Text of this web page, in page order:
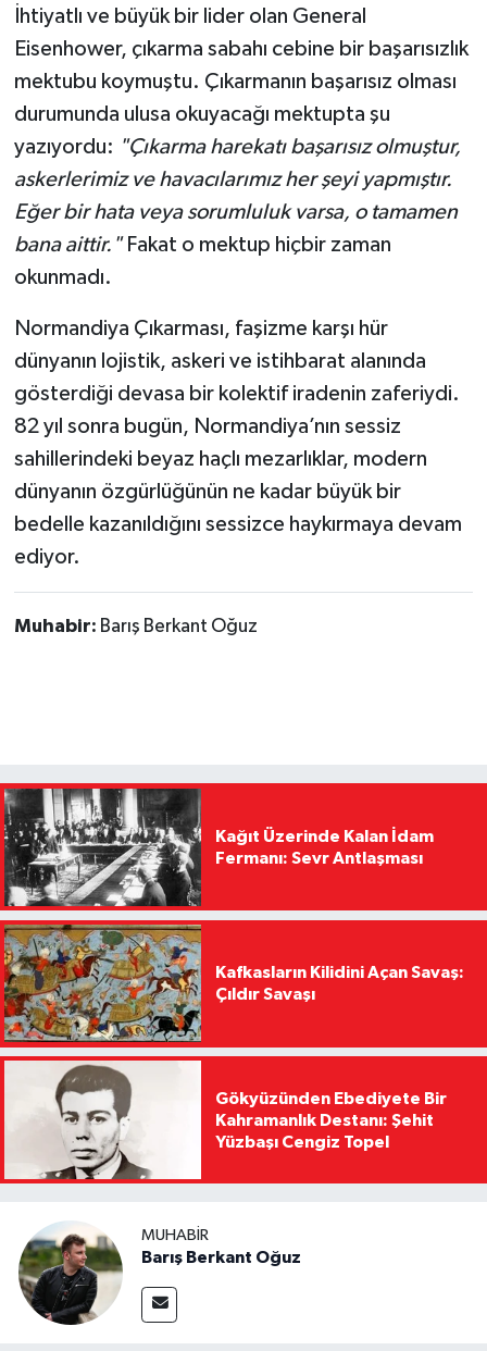
İhtiyatlı ve büyük bir lider olan General
Eisenhower, çıkarma sabahı cebine bir başarısızlık
mektubu koymuştu. Çıkarmanın başarısız olması
durumunda ulusa okuyacağı mektupta şu
yazıyordu: "Çıkarma harekatı başarısız olmuştur,
askerlerimiz ve havacılarımız her şeyi yapmıştır.
Eğer bir hata veya sorumluluk varsa, o tamamen
bana aittir."Fakat o mektup hiçbir zaman
okunmadı.
Normandiya Çıkarması, faşizme karşı hür
dünyanın lojistik, askeri ve istihbarat alanında
gösterdiği devasa bir kolektif iradenin zaferiydi.
82 yıl sonra bugün, Normandiya’nın sessiz
sahillerindeki beyaz haçlı mezarlıklar, modern
dünyanın özgürlüğünün ne kadar büyük bir
bedelle kazanıldığını sessizce haykırmaya devam
ediyor.
Muhabir: Barış Berkant Oğuz
Kağıt Üzerinde Kalan İdam
Fermanı: Sevr Antlaşması
Kafkasların Kilidini Açan Savaş:
Çıldır Savaşı
Gökyüzünden Ebediyete Bir
Kahramanlık Destanı: Şehit
Yüzbaşı Cengiz Topel
MUHABIR
Barış Berkant Oğuz